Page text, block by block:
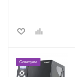
Советуем